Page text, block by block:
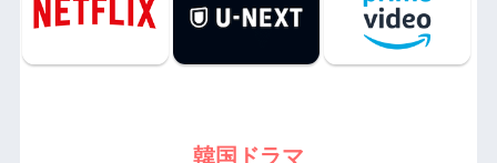
韓国ドラマ